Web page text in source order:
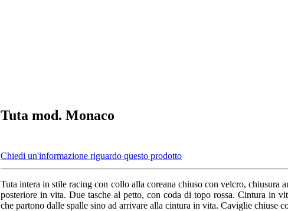
Tuta mod. Monaco
Chiedi un'informazione riguardo questo prodotto
Tuta intera in stile racing con collo alla coreana chiuso con velcro, chiusura
posteriore in vita. Due tasche al petto, con coda di topo rossa. Cintura in
che partono dalle spalle sino ad arrivare alla cintura in vita. Caviglie chiuse